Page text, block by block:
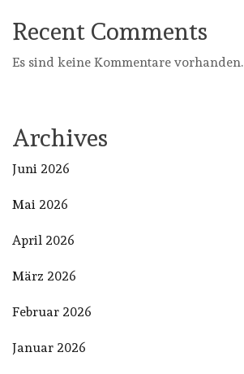
Recent Comments
Es sind keine Kommentare vorhanden.
Archives
Juni 2026
Mai 2026
April 2026
März 2026
Februar 2026
Januar 2026